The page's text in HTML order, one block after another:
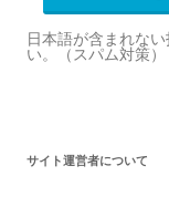
日本語が含まれな
い。（スパム対策）
サイト運営者について